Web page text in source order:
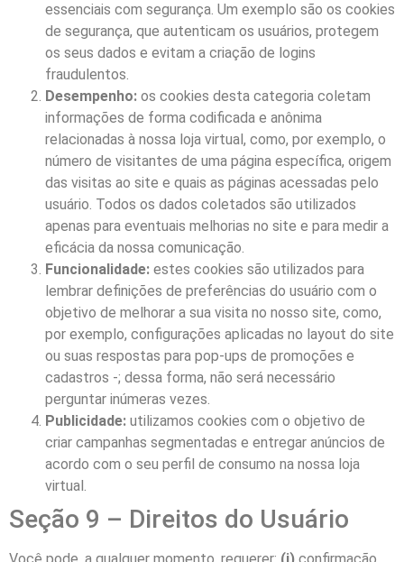
essenciais com segurança. Um exemplo são os cookies
de segurança, que autenticam os usuários, protegem
os seus dados e evitam a criação de logins
fraudulentos.
Desempenho: os cookies desta categoria coletam
informações de forma codificada e anônima
relacionadas à nossa loja virtual, como, por exemplo, o
número de visitantes de uma página específica, origem
das visitas ao site e quais as páginas acessadas pelo
usuário. Todos os dados coletados são utilizados
apenas para eventuais melhorias no site e para medir a
eficácia da nossa comunicação.
Funcionalidade: estes cookies são utilizados para
lembrar definições de preferências do usuário com o
objetivo de melhorar a sua visita no nosso site, como,
por exemplo, configurações aplicadas no layout do site
ou suas respostas para pop-ups de promoções e
cadastros -; dessa forma, não será necessário
perguntar inúmeras vezes.
Publicidade: utilizamos cookies com o objetivo de
criar campanhas segmentadas e entregar anúncios de
acordo com o seu perfil de consumo na nossa loja
virtual.
Seção 9 – Direitos do Usuário